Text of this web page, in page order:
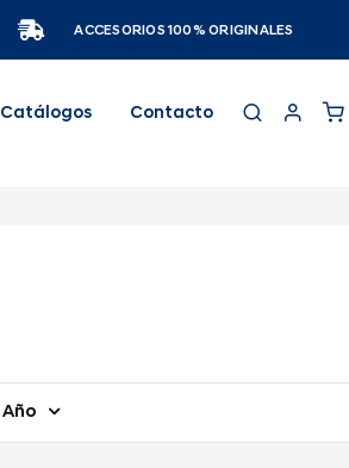
ACCESORIOS 100% ORIGINALES
Catálogos Contacto
Año